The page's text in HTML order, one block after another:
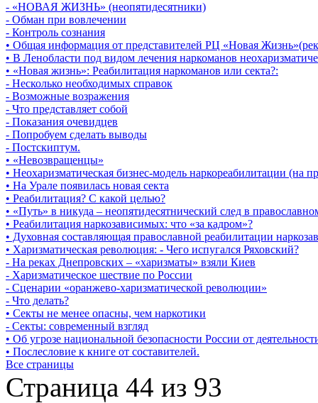
- «НОВАЯ ЖИЗНЬ» (неопятидесятники)
- Обман при вовлечении
- Контроль сознания
• Общая информация от представителей РЦ «Новая
• В Ленобласти под видом лечения наркоманов
• «Новая жизнь»: Реабилитация наркоманов или секта?:
- Несколько необходимых справок
- Возможные возражения
- Что представляет собой
- Показания очевидцев
- Попробуем сделать выводы
- Постскиптум.
• «Невозвращенцы»
• Неохаризматическая бизнес-модель наркореабилитации (на
• На Урале появилась новая секта
• Реабилитация? С какой целью?
• «Путь» в никуда – неопятидесятнический след в
• Реабилитация наркозависимых: что «за кадром»?
• Духовная составляющая православной реабилитации
• Харизматическая революция: - Чего испугался Ряховский?
- На реках Днепровских – «харизматы» взяли Киев
- Харизматическое шествие по России
- Сценарии «оранжево-харизматической революции»
- Что делать?
• Секты не менее опасны, чем наркотики
- Секты: современный взгляд
• Об угрозе национальной безопасности России от
• Послесловие к книге от составителей.
Все страницы
Страница 44 из 93